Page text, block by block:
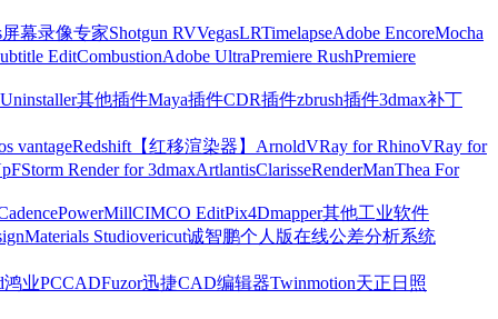
屏幕录像专家Shotgun RVVegasLRTimelapseAdobe EncoreMocha
EditCombustionAdobe UltraPremiere RushPremiere
其他插件Maya插件CDR插件zbrush插件3dmax补丁
vantageRedshift【红移渲染器】 ArnoldVRay for RhinoVRay for
FStorm Render for 3dmaxArtlantisClarisseRenderManThea For
PowerMillCIMCO EditPix4Dmapper其他工业软件
Materials Studiovericut诚智鹏个人版在线公差分析系统
鸿业PCCADFuzor迅捷CAD编辑器Twinmotion天正日照